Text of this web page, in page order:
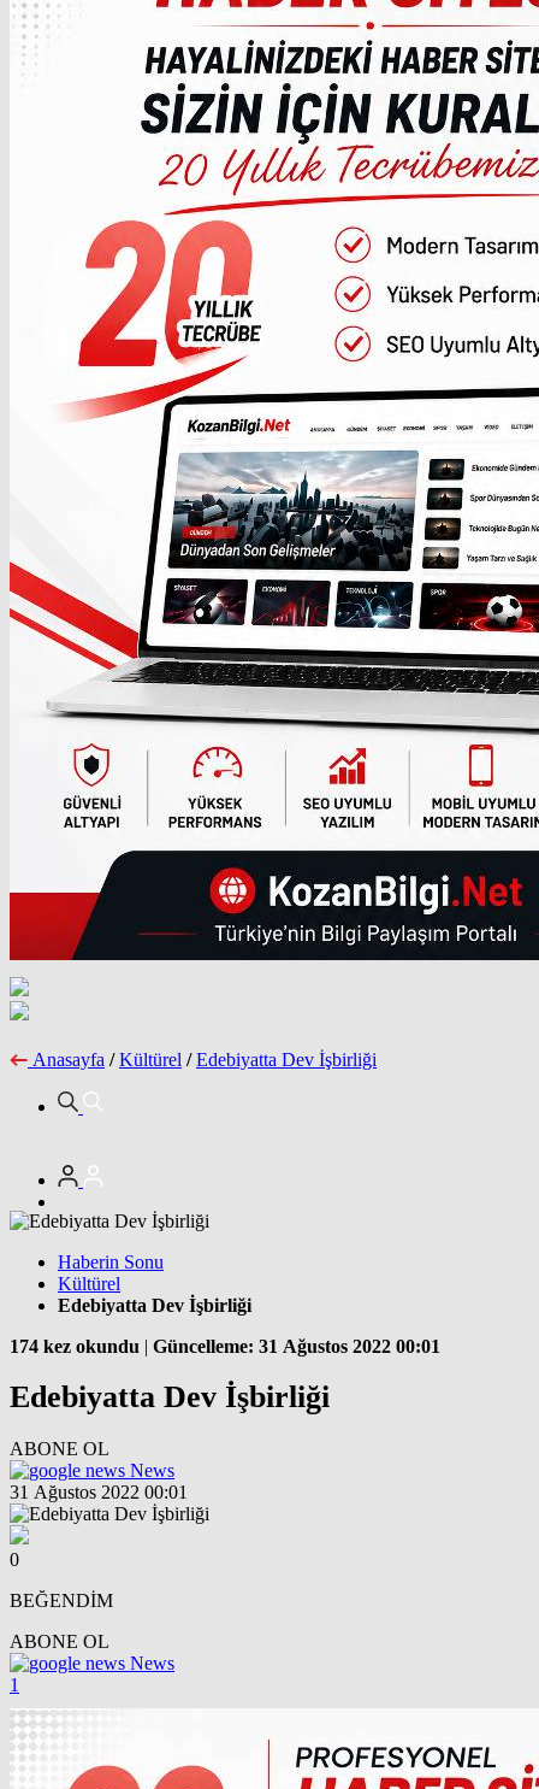
Anasayfa / Kültürel / Edebiyatta Dev İşbirliği
Haberin Sonu
Kültürel
Edebiyatta Dev İşbirliği
174 kez okundu | Güncelleme: 31 Ağustos 2022 00:01
Edebiyatta Dev İşbirliği
ABONE OL
News
31 Ağustos 2022 00:01
0
BEĞENDİM
ABONE OL
News
1